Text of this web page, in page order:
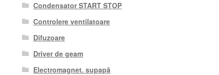
Condensator START STOP
Controlere ventilatoare
Difuzoare
Driver de geam
Electromagnet. supapă